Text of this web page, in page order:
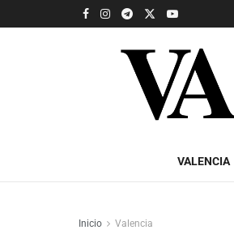
VALENCIA
Inicio Valencia